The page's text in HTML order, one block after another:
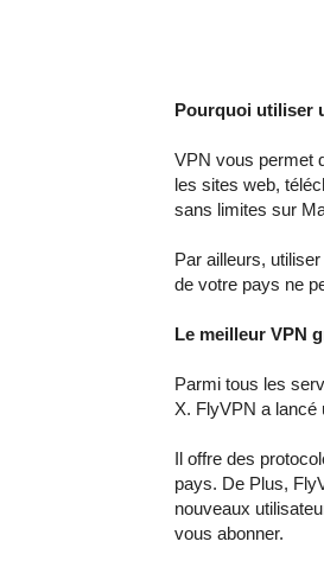
Pourquoi utiliser
VPN vous permet
les sites web,
sans limites sur
Par ailleurs,
de votre pays ne
Le meilleur VPN
Parmi tous les
X. FlyVPN a lancé
Il offre des
pays. De Plus,
nouveaux
vous abonner.